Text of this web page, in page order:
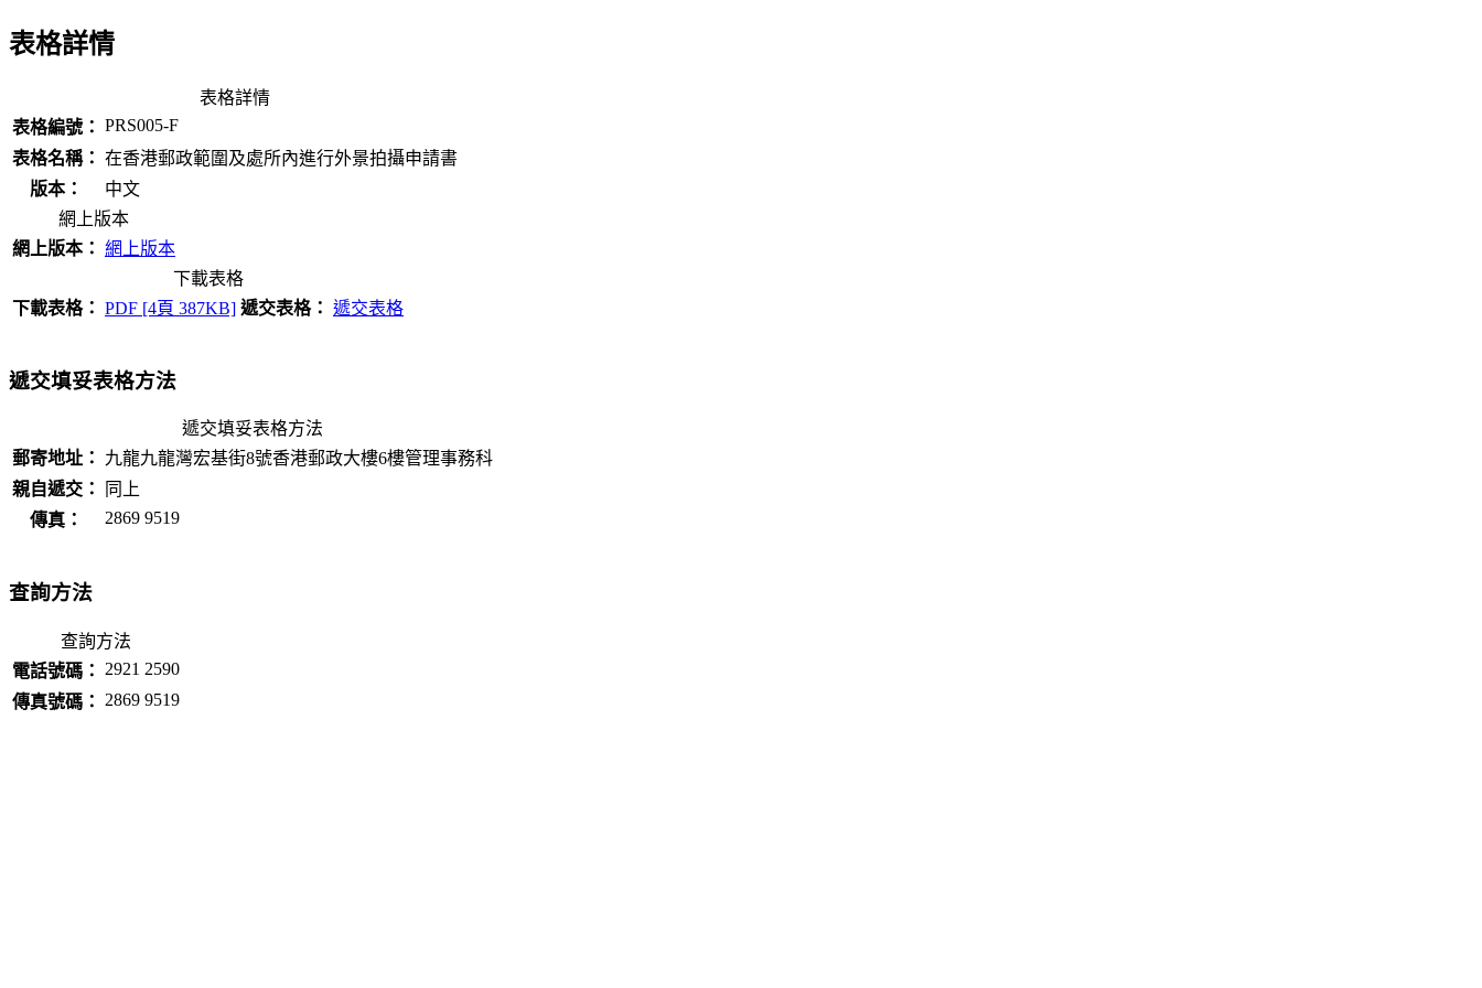
表格詳情
表格詳情
表格編號： PRS005-F
表格名稱： 在香港郵政範圍及處所內進行外景拍攝申請書
版本：
中文
網上版本
網上版本： 網上版本
下載表格
下載表格： PDF [4頁 387KB] 遞交表格： 遞交表格
遞交填妥表格方法
遞交填妥表格方法
郵寄地址：
九龍九龍灣宏基街8號香港郵政大樓6樓管理事務科
親自遞交：
同上
傳真：
2869 9519
查詢方法
查詢方法
電話號碼：
2921 2590
傳真號碼：
2869 9519